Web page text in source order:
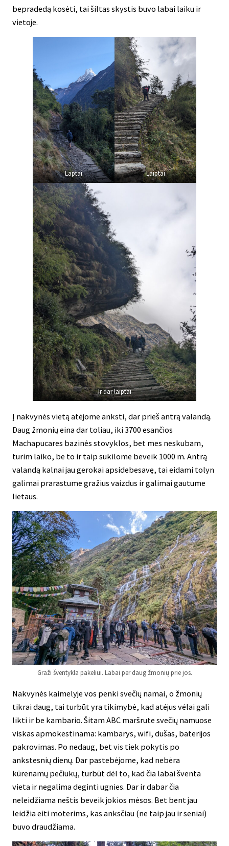
bepradedą kosėti, tai šiltas skystis buvo labai laiku ir
vietoje.
Laptai Laiptai
Ir dar laiptai
Į nakvynės vietą atėjome anksti, dar prieš antrą valandą.
Daug žmonių eina dar toliau, iki 3700 esančios
Machapucares bazinės stovyklos, bet mes neskubam,
turim laiko, be to ir taip sukilome beveik 1000 m. Antrą
valandą kalnai jau gerokai apsidebesavę, tai eidami tolyn
galimai prarastume gražius vaizdus ir galimai gautume
lietaus.
Graži šventykla pakeliui. Labai per daug žmonių prie jos.
Nakvynės kaimelyje vos penki svečių namai, o žmonių
tikrai daug, tai turbūt yra tikimybė, kad atėjus vėlai gali
likti ir be kambario. Šitam ABC maršrute svečių namuose
viskas apmokestinama: kambarys, wifi, dušas, baterijos
pakrovimas. Po nedaug, bet vis tiek pokytis po
ankstesnių dienų. Dar pastebėjome, kad nebėra
kūrenamų pečiukų, turbūt dėl to, kad čia labai šventa
vieta ir negalima deginti ugnies. Dar ir dabar čia
neleidžiama neštis beveik jokios mėsos. Bet bent jau
leidžia eiti moterims, kas anksčiau (ne taip jau ir seniai)
buvo draudžiama.